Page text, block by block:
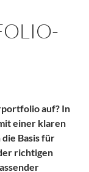
auf? In
einer klaren
Basis für
richtigen